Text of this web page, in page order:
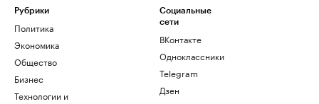
Рубрики
Политика
Экономика
Общество
Бизнес
Технологии и
Социальные
сети
ВКонтакте
Одноклассники
Telegram
Дзен